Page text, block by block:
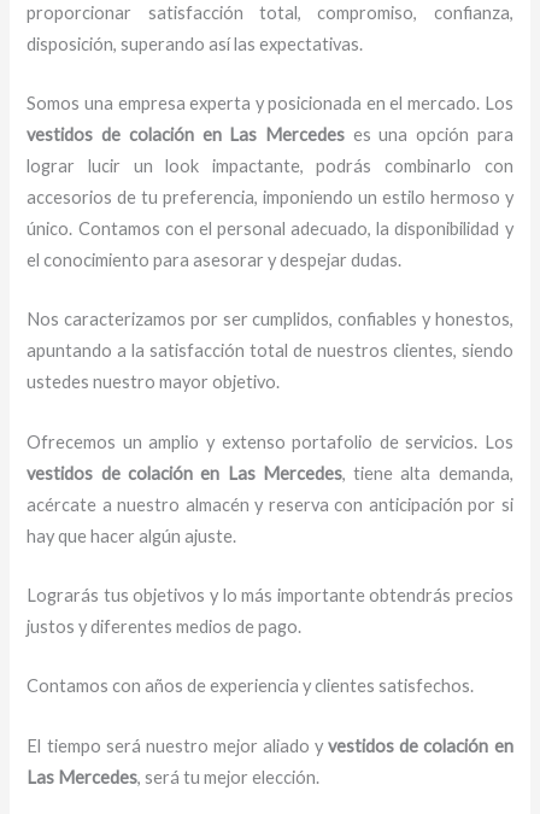
proporcionar satisfacción total, compromiso, confianza,
disposición, superando así las expectativas.
Somos una empresa experta y posicionada en el mercado. Los
vestidos de colación en Las Mercedes es una opción para
lograr lucir un look impactante, podrás combinarlo con
accesorios de tu preferencia, imponiendo un estilo hermoso y
único. Contamos con el personal adecuado, la disponibilidad y
el conocimiento para asesorar y despejar dudas.
Nos caracterizamos por ser cumplidos, confiables y honestos,
apuntando a la satisfacción total de nuestros clientes, siendo
ustedes nuestro mayor objetivo.
Ofrecemos un amplio y extenso portafolio de servicios. Los
vestidos de colación en Las Mercedes, tiene alta demanda,
acércate a nuestro almacén y reserva con anticipación por si
hay que hacer algún ajuste.
Lograrás tus objetivos y lo más importante obtendrás precios
justos y diferentes medios de pago.
Contamos con años de experiencia y clientes satisfechos.
El tiempo será nuestro mejor aliado yvestidos decolación en
Las Mercedes, será tu mejor elección.